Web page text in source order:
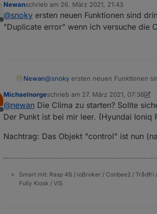
Kia eNiro hab ich.
Für mich und sicher für alle anderen
einbinden möchte.
Gruß
Offline
Newanschrieb am 26. März 2021, 21:43
zuletzt editiert von
@snoky ersten neuen Funktionen sind
"Duplicate error" wenn ich versuche die
Newan@snoky ersten neuen Funktionen
Offline
Michaelnorgeschrieb am 27. März 2021, 07:36
zuletzt editiert von Michaelnorge
@newan Die Clima zu starten? Sollte
Der Punkt ist bei mir leer. (Hyundai Ioniq
Nachtrag: Das Objekt "control" ist nun
Smart mit: Rasp 4B / ioBroker / Conbee2 /
Fully Kiosk / VIS